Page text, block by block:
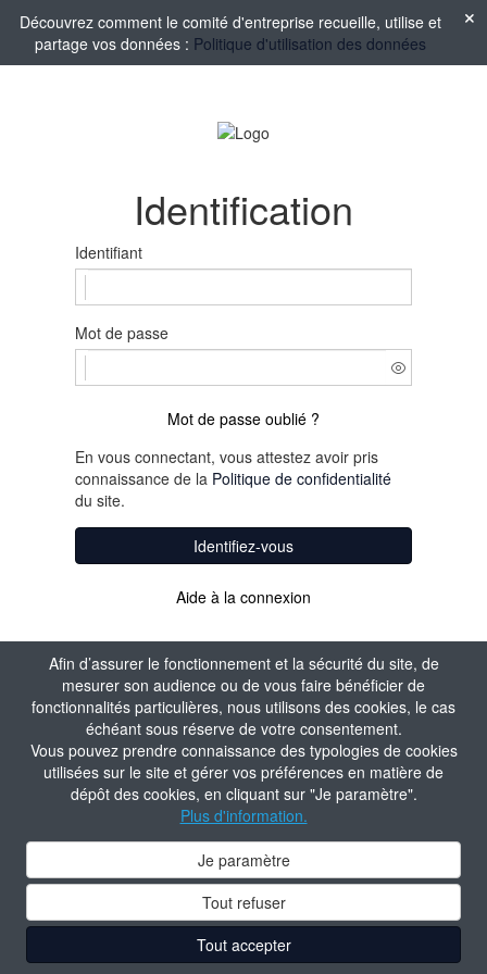
Afin d’assurer le fonctionnement et la sécurité du site, de
mesurer son audience ou de vous faire bénéficier de
fonctionnalités particulières, nous utilisons des cookies, le cas
échéant sous réserve de votre consentement.
Vous pouvez prendre connaissance des typologies de cookies
utilisées sur le site et gérer vos préférences en matière de
dépôt des cookies, en cliquant sur "Je paramètre".
Plus d'information.
Je paramètre
Tout refuser
Tout accepter
Découvrez comment le comité d'entreprise recueille, utilise et
partage vos données : Politique d'utilisation des données
Identification
Identifiant
Mot de passe
Mot de passe oublié ?
En vous connectant, vous attestez avoir pris
connaissance de la Politique de confidentialité
du site.
Identifiez-vous
Aide à la connexion